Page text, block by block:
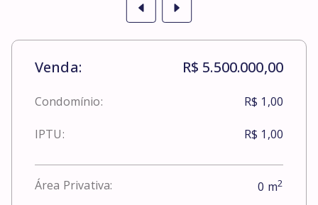
Venda: R$ 5.500.000,00
Condomínio: R$ 1,00
IPTU: R$ 1,00
Área Privativa: 0 m2